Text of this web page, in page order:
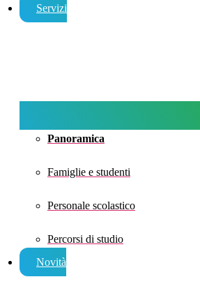
Servizi
Panoramica
Famiglie e studenti
Personale scolastico
Percorsi di studio
Novità